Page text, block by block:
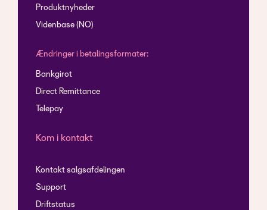
Produktnyheder
Videnbase (NO)
Ændringer i betalingsformater:
Bankgirot
Direct Remittance
Telepay
Kom i kontakt
Kontakt salgsafdelingen
Support
Driftstatus